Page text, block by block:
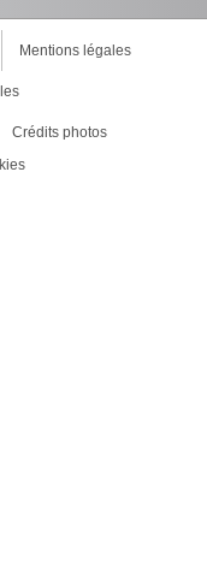
Mentions légales
Crédits photos